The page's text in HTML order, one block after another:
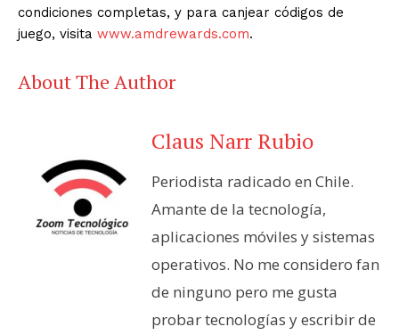
condiciones completas, y para canjear códigos de
juego, visita www.amdrewards.com.
About The Author
Claus Narr Rubio
Periodista radicado en Chile.
Amante de la tecnología,
aplicaciones móviles y sistemas
operativos. No me considero fan
de ninguno pero me gusta
probar tecnologías y escribir de